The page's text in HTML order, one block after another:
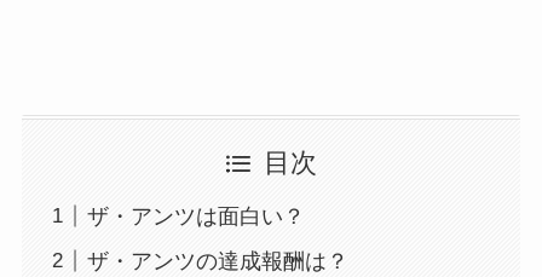
目次
ザ・アンツは面白い？
ザ・アンツの達成報酬は？